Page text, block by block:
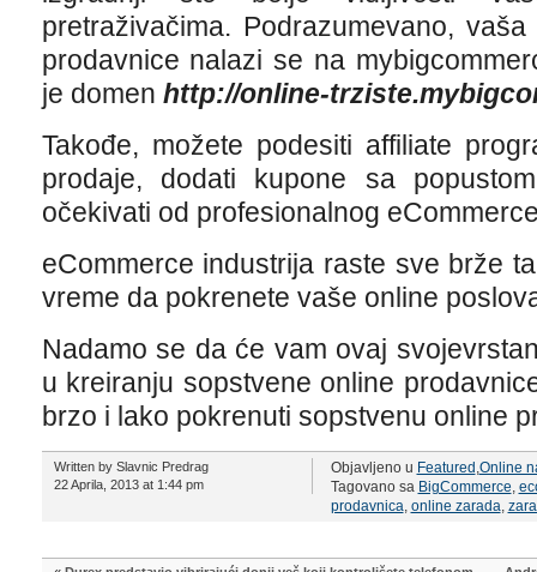
pretraživačima. Podrazumevano,
prodavnice nalazi se na
je domen http://online-
Takođe, možete podesiti affiliate
prodaje, dodati kupone sa
očekivati od profesionalnog
eCommerce industrija raste sve brže
vreme da pokrenete vaše online
Nadamo se da će vam ovaj
u kreiranju sopstvene online
brzo i lako pokrenuti sopstvenu online
Written by Slavnic Predrag
22 Aprila, 2013 at 1:44 pm
Objavljeno u Featured ,Online
Tagovano sa BigCommerce,
prodavnica, online zarada,